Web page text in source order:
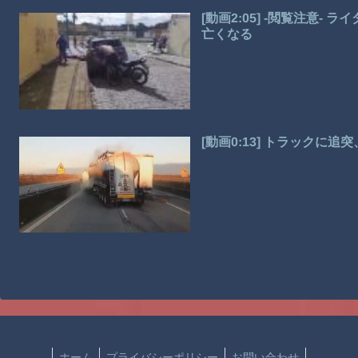
[動画2:05] -閲覧注意- ライ
亡くなる
[動画0:13] トラックに追突